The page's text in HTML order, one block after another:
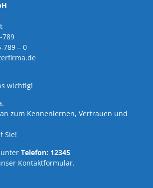
789
789 – 0
wichtig!
zum Kennenlernen, Vertrauen und
Sie!
Telefon: 12345
Kontaktformular.